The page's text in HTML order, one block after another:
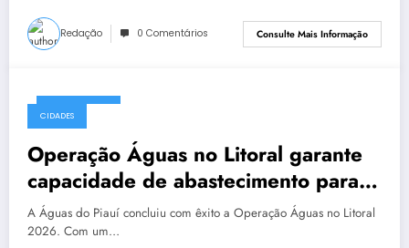
Redação 0 Comentários Consulte Mais Informação
05/08/2026
CIDADES
Operação Águas no Litoral garante
capacidade de abastecimento para
além da alta temporada
A Águas do Piauí concluiu com êxito a Operação Águas no Litoral
2026. Com um…